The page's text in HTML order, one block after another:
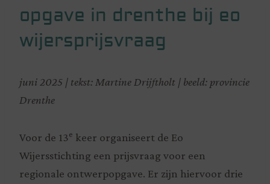
opgave in drenthe bij eo
wijersprijsvraag
juni 2025 | tekst: Martine Drijftholt | beeld: provincie
Drenthe
Voor de 13e keer organiseert de Eo
Wijersstichting een prijsvraag voor een
regionale ontwerpopgave. Er zijn hiervoor drie